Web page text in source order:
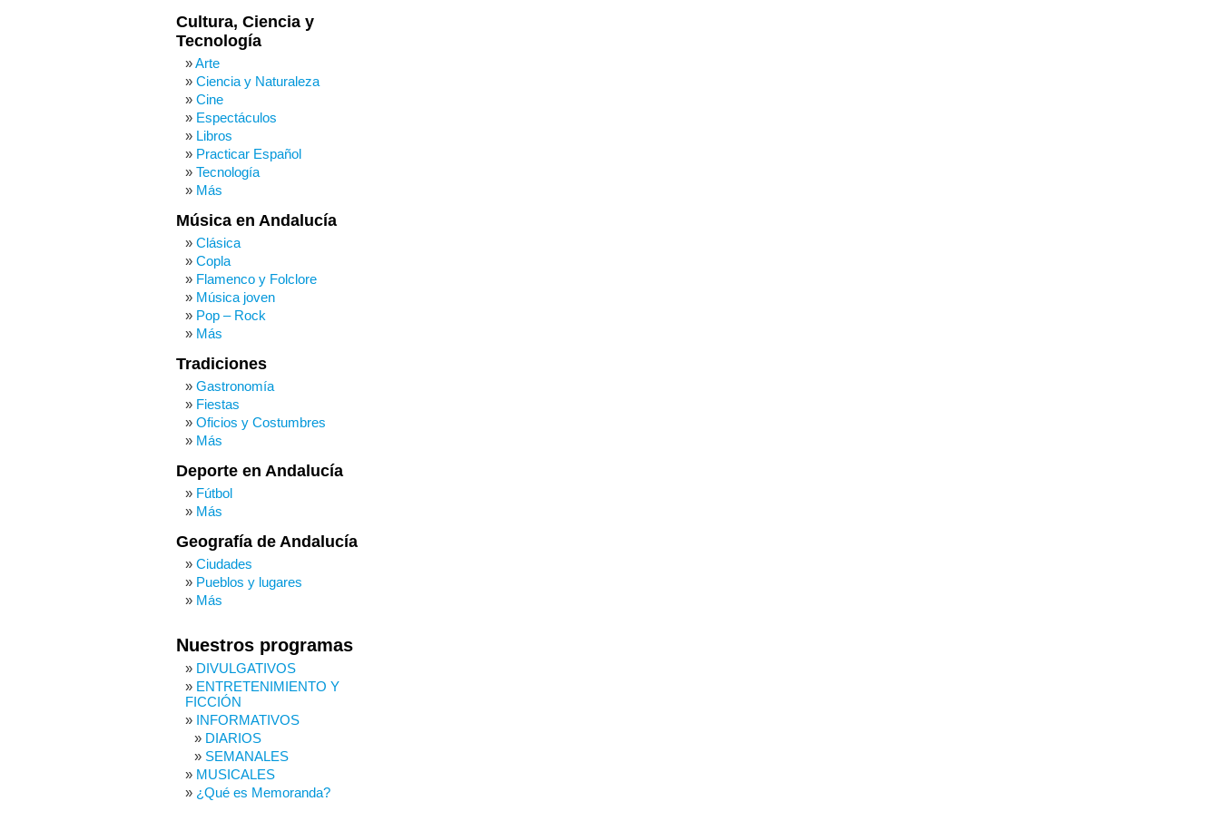
Cultura, Ciencia y
Tecnología
Arte
Ciencia y Naturaleza
Cine
Espectáculos
Libros
Practicar Español
Tecnología
Más
Música en Andalucía
Clásica
Copla
Flamenco y Folclore
Música joven
Pop – Rock
Más
Tradiciones
Gastronomía
Fiestas
Oficios y Costumbres
Más
Deporte en Andalucía
Fútbol
Más
Geografía de Andalucía
Ciudades
Pueblos y lugares
Más
Nuestros programas
DIVULGATIVOS
ENTRETENIMIENTO Y
FICCIÓN
INFORMATIVOS
DIARIOS
SEMANALES
MUSICALES
¿Qué es Memoranda?